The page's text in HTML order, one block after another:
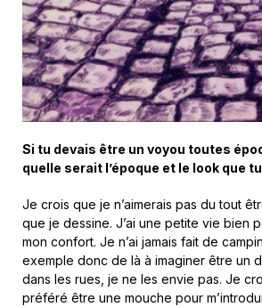
Si tu devais être un voyou toutes
quelle serait l’époque et le look que
Je crois que je n’aimerais pas du tout
que je dessine. J’ai une petite vie bien
mon confort. Je n’ai jamais fait de
exemple donc de là à imaginer être un
dans les rues, je ne les envie pas. Je
préféré être une mouche pour